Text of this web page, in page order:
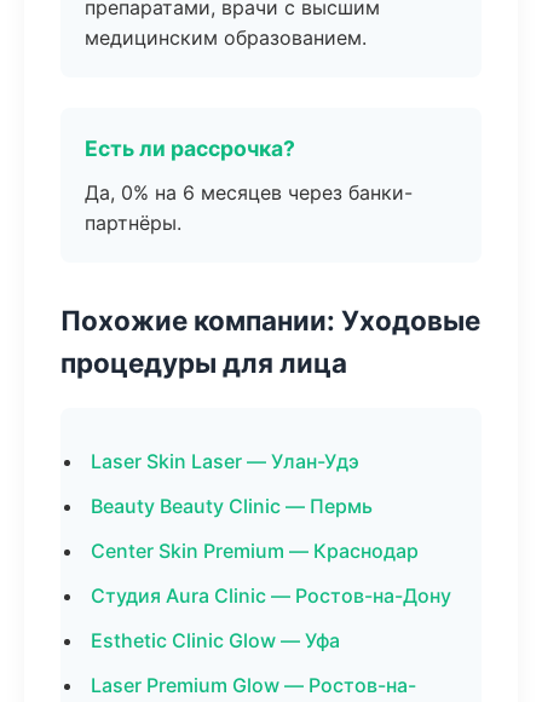
препаратами, врачи с высшим
медицинским образованием.
Есть ли рассрочка?
Да, 0% на 6 месяцев через банки-
партнёры.
Похожие компании: Уходовые
процедуры для лица
Laser Skin Laser — Улан-Удэ
Beauty Beauty Clinic — Пермь
Center Skin Premium — Краснодар
Студия Aura Clinic — Ростов-на-Дону
Esthetic Clinic Glow — Уфа
Laser Premium Glow — Ростов-на-